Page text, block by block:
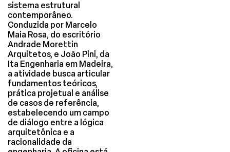
sistema estrutural
contemporâneo.
Conduzida por Marcelo
Maia Rosa, do escritório
Andrade Morettin
Arquitetos, e João Pini, da
Ita Engenharia em Madeira,
a atividade busca articular
fundamentos teóricos,
prática projetual e análise
de casos de referência,
estabelecendo um campo
de diálogo entre a lógica
arquitetônica e a
racionalidade da